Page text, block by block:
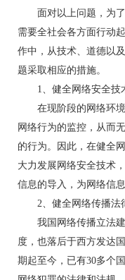
面对以上问题，为了
需要全社会各方面行动
作中，从技术、道德以
题采取相应的措施。
1、健全网络安全技
在现阶段的网络环境
网络行为的监控，从而
的行为。因此，在健全
大力发展网络安全技术
信息的导入，为网络信
2、健全网络传播法
我国网络传播立法建
度，也落后于西方发达
期起至今，已有30多个